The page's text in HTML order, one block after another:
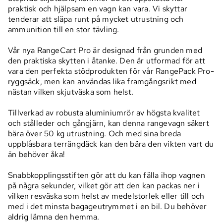
praktisk och hjälpsam en vagn kan vara. Vi skyttar
tenderar att släpa runt på mycket utrustning och
ammunition till en stor tävling.
Vår nya RangeCart Pro är designad från grunden med
den praktiska skytten i åtanke. Den är utformad för att
vara den perfekta stödprodukten för vår RangePack Pro-
ryggsäck, men kan användas lika framgångsrikt med
nästan vilken skjutväska som helst.
Tillverkad av robusta aluminiumrör av högsta kvalitet
och stålleder och gångjärn, kan denna rangevagn säkert
bära över 50 kg utrustning. Och med sina breda
uppblåsbara terrängdäck kan den bära den vikten vart du
än behöver åka!
Snabbkopplingsstiften gör att du kan fälla ihop vagnen
på några sekunder, vilket gör att den kan packas ner i
vilken resväska som helst av medelstorlek eller till och
med i det minsta bagageutrymmet i en bil. Du behöver
aldrig lämna den hemma.